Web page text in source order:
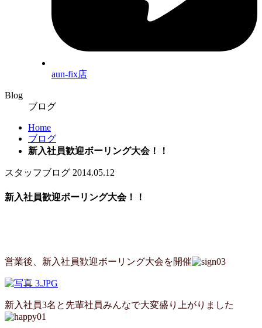
aun-fix店
Blog
ブログ
Home
ブログ
新入社員歓迎ボーリング大会！！
スタッフブログ 2014.05.12
新入社員歓迎ボーリング大会！！
営業後、新入社員歓迎ボーリング大会を開催
新入社員3名と先輩社員みんなで大変盛り上がりました